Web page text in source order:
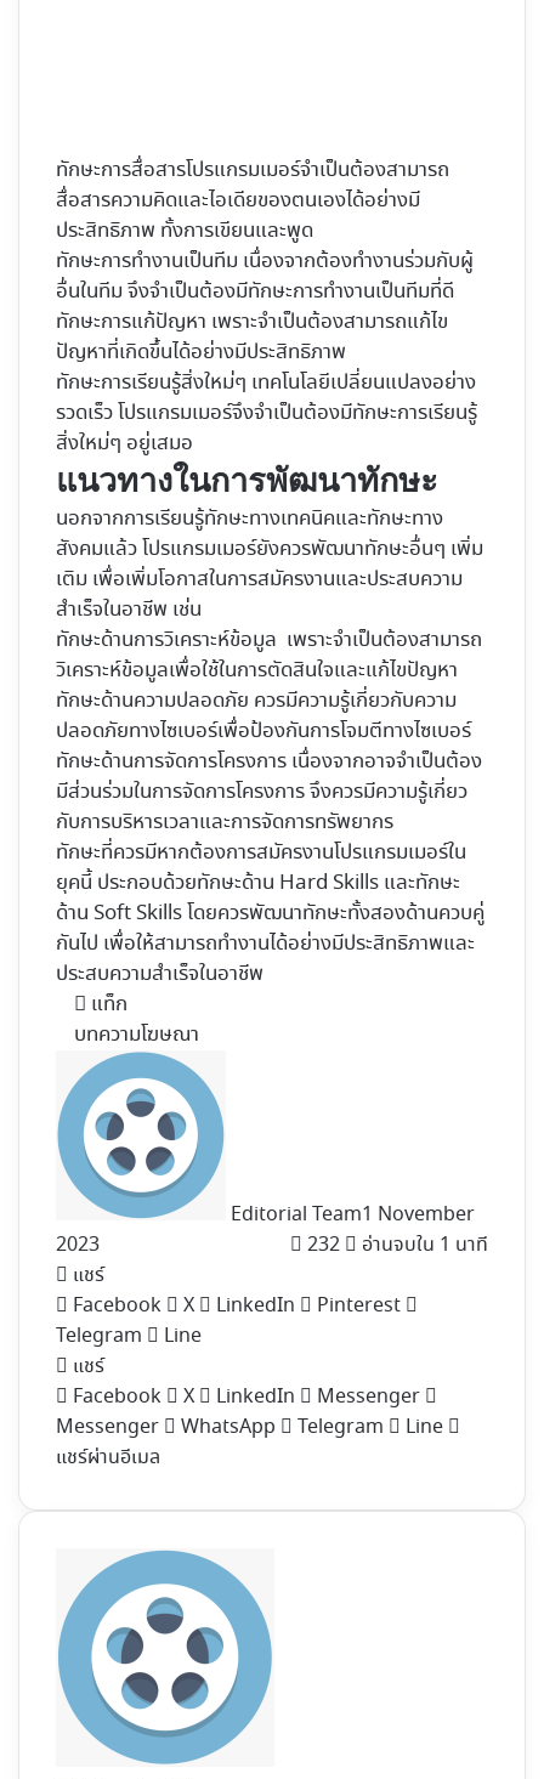
ทักษะการสื่อสารโปรแกรมเมอร์จำเป็นต้องสามารถ
สื่อสารความคิดและไอเดียของตนเองได้อย่างมี
ประสิทธิภาพ ทั้งการเขียนและพูด
ทักษะการทำงานเป็นทีม เนื่องจากต้องทำงานร่วมกับผู้
อื่นในทีม จึงจำเป็นต้องมีทักษะการทำงานเป็นทีมที่ดี
ทักษะการแก้ปัญหา เพราะจำเป็นต้องสามารถแก้ไข
ปัญหาที่เกิดขึ้นได้อย่างมีประสิทธิภาพ
ทักษะการเรียนรู้สิ่งใหม่ๆ เทคโนโลยีเปลี่ยนแปลงอย่าง
รวดเร็ว โปรแกรมเมอร์จึงจำเป็นต้องมีทักษะการเรียนรู้
สิ่งใหม่ๆ อยู่เสมอ
แนวทางในการพัฒนาทักษะ
นอกจากการเรียนรู้ทักษะทางเทคนิคและทักษะทาง
สังคมแล้ว โปรแกรมเมอร์ยังควรพัฒนาทักษะอื่นๆ เพิ่ม
เติม เพื่อเพิ่มโอกาสในการสมัครงานและประสบความ
สำเร็จในอาชีพ เช่น
ทักษะด้านการวิเคราะห์ข้อมูล เพราะจำเป็นต้องสามารถ
วิเคราะห์ข้อมูลเพื่อใช้ในการตัดสินใจและแก้ไขปัญหา
ทักษะด้านความปลอดภัย ควรมีความรู้เกี่ยวกับความ
ปลอดภัยทางไซเบอร์เพื่อป้องกันการโจมตีทางไซเบอร์
ทักษะด้านการจัดการโครงการ เนื่องจากอาจจำเป็นต้อง
มีส่วนร่วมในการจัดการโครงการ จึงควรมีความรู้เกี่ยว
กับการบริหารเวลาและการจัดการทรัพยากร
ทักษะที่ควรมีหากต้องการสมัครงานโปรแกรมเมอร์ใน
ยุคนี้ ประกอบด้วยทักษะด้าน Hard Skills และทักษะ
ด้าน Soft Skills โดยควรพัฒนาทักษะทั้งสองด้านควบคู่
กันไป เพื่อให้สามารถทำงานได้อย่างมีประสิทธิภาพและ
ประสบความสำเร็จในอาชีพ
แท็ก
บทความโฆษณา
Editorial Team1 November
2023
232
อ่านจบใน 1 นาที
แชร์
Facebook
X LinkedIn
Pinterest
Telegram
Line
แชร์
Facebook
X LinkedIn
Messenger
Messenger
WhatsApp Telegram
Line
แชร์ผ่านอีเมล